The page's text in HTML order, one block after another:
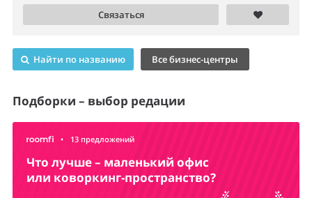
Связаться
Найти по названию Все бизнес-центры
Подборки – выбор редации
• 13 предложений
Что лучше – маленький офис
или коворкинг-пространство?